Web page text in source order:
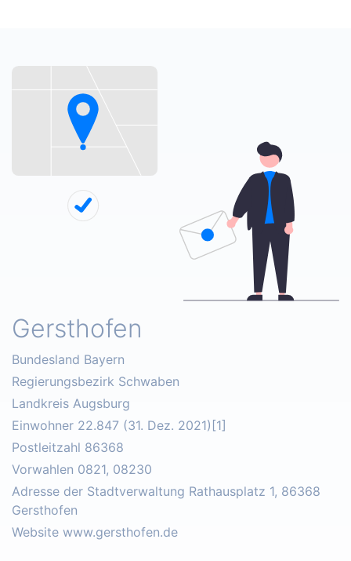
Gersthofen
Bundesland Bayern
Regierungsbezirk Schwaben
Landkreis Augsburg
Einwohner 22.847 (31. Dez. 2021)[1]
Postleitzahl 86368
Vorwahlen 0821, 08230
Adresse der Stadtverwaltung Rathausplatz 1, 86368
Gersthofen
Website www.gersthofen.de